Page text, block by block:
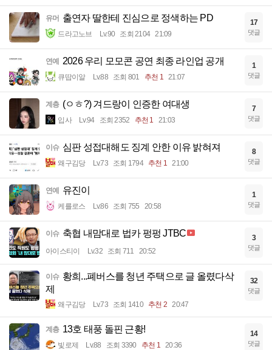
유머 출연자 딸한테 진심으로 정색하는 PD
드라고노브 Lv.90 조회 2104 21:09
17
댓글
연예 2026 우리 모모콘 공연 최종 라인업 공개
큐땁이알 Lv.88 조회 801 추천 1 21:07
1
댓글
계층 (ㅇㅎ?) 겨드랑이 인증한 여대생
입사 Lv.94 조회 2352 추천 1 21:03
7
댓글
이슈 심판 성접대해도 징계 안한 이유 밝혀져
왜구김당 Lv.73 조회 1794 추천 1 21:00
8
댓글
연예 유진이
케를로스 Lv.86 조회 755 20:58
1
댓글
이슈 축협 내맘대로 법카 펑펑 JTBC
아이스티이 Lv.32 조회 711 20:52
3
댓글
이슈 황희...폐버스를 청년 주택으로 글 올렸다삭
제
왜구김당 Lv.73 조회 1410 추천 2 20:47
32
댓글
계층 13호 태풍 돌핀 근황!
빛로제 Lv.88 조회 3390 추천 1 20:36
14
댓글